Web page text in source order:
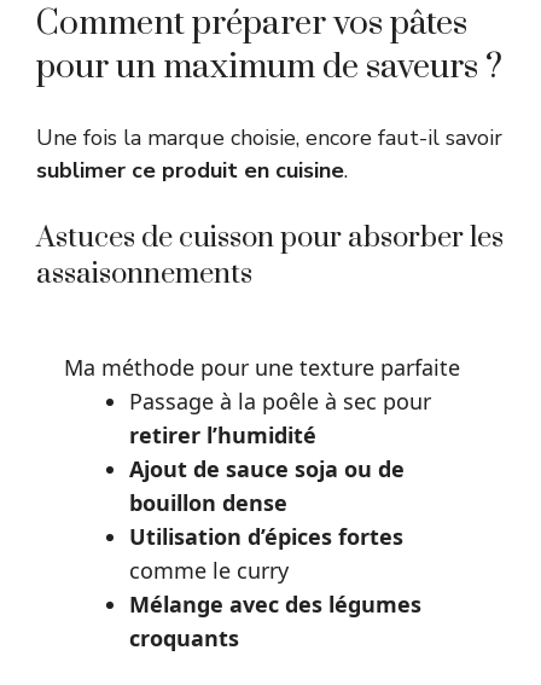
Comment préparer vos pâtes
pour un maximum de saveurs ?
Une fois la marque choisie, encore faut-il savoir
sublimer ce produit en cuisine.
Astuces de cuisson pour absorber les
assaisonnements
Ma méthode pour une texture parfaite
Passage à la poêle à sec pour
retirer l’humidité
Ajout de sauce soja ou de
bouillon dense
Utilisation d’épices fortes
comme le curry
Mélange avec des légumes
croquants